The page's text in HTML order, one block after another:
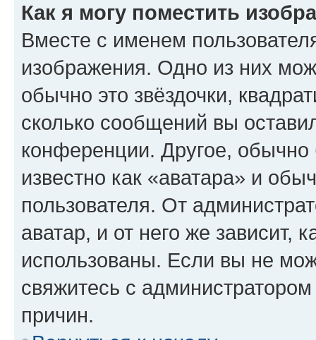
Как я могу поместить
Вместе с именем
изображения. Одно из них
обычно это звёздочки,
сколько сообщений вы
конференции. Другое,
известно как «аватара» и
пользователя. От
аватар, и от него же зависит,
использованы. Если вы не
свяжитесь с
причин.